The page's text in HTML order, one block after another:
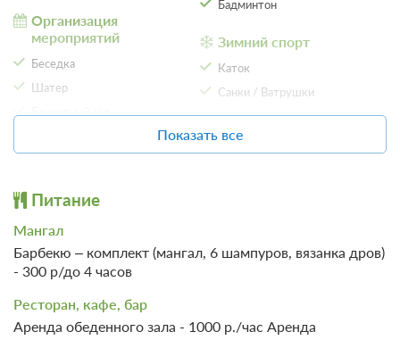
4 фото
Люкс с 3 спальнями Подробнее
Одна двуспальная кровать
Телевизор
Ванная комната в номере
8 500
Организация
мероприятий
Беседка
Шатер
Банкетный зал
Организация свадеб
Парковка
Автостоянка / Парковка
Детям
Детская площадка
Бадминтон
Зимний спорт
Каток
Санки / Ватрушки
Пляжный отдых
Песчаный пляж
SPA
Показать все
Питание
Мангал
Барбекю – комплект (мангал, 6 шампуров, вязанка дров)
- 300 р/до 4 часов
Ресторан, кафе, бар
Аренда обеденного зала - 1000 р./час Аренда